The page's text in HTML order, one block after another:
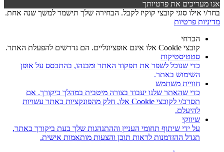
אנו מעריכים את פרטיותך
בחר/י אילו סוגי קובצי קוקיז לקבל. הבחירה שלך תישמר למשך שנה אחת.
מדיניות פרטיות
הכרחי
קובצי Cookie אלו אינם אופציונליים. הם נדרשים להפעלת האתר.
סטטיסטיקות
כדי שנוכל לשפר את תפקוד האתר ומבנהו, בהתבסס על אופן
השימוש באתר.
חוויית משתמש
כדי שהאתר שלנו יעבוד בצורה מיטבית במהלך ביקורך. אם
תסרב/י לקובצי Cookie אלו, חלק מהפונקציות באתר עשויות
להיעלם.
שיווקי
על ידי שיתוף תחומי העניין וההתנהגות שלך בעת ביקורך באתר,
תגדל ההזדמנות לראות תוכן והצעות מותאמות אישית.